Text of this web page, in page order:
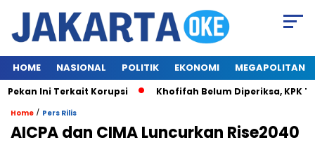
HOME NASIONAL POLITIK EKONOMI MEGAPOLITAN
Ini Terkait Korupsi Khofifah Belum Diperiksa, KPK
Home / Pers Rilis
AICPA dan CIMA Luncurkan Rise2040